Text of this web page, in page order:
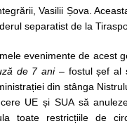
Vasilii Șova.
separatist de la
evenimente de acest
de 7 ani– fostul șef al
din stânga
UE și SUA să
toate restricțiile de